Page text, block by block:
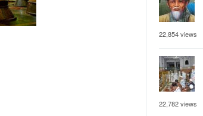
22,854 views
22,782 views